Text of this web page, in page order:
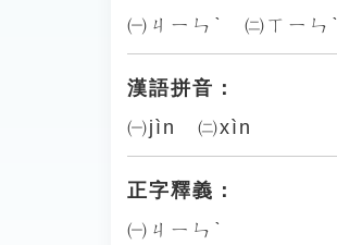
㈠ㄐㄧㄣˋ ㈡ㄒㄧㄣˋ
漢語拼音：
㈠jìn ㈡xìn
正字釋義：
㈠ㄐㄧㄣˋ